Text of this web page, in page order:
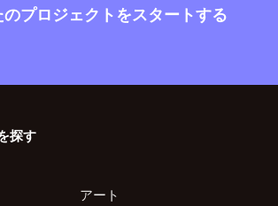
プロジェクトをスタートする
探す
アート